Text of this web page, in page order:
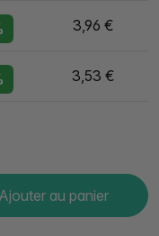
3,96 €
3,53 €
Ajouter au panier